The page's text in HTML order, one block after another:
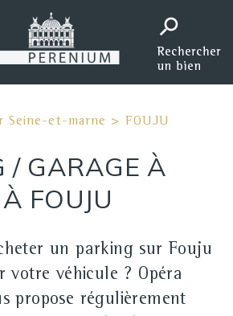
Seine-et-marne > FOUJU
/ GARAGE À
FOUJU
un parking sur Fouju
votre véhicule ? Opéra
propose régulièrement